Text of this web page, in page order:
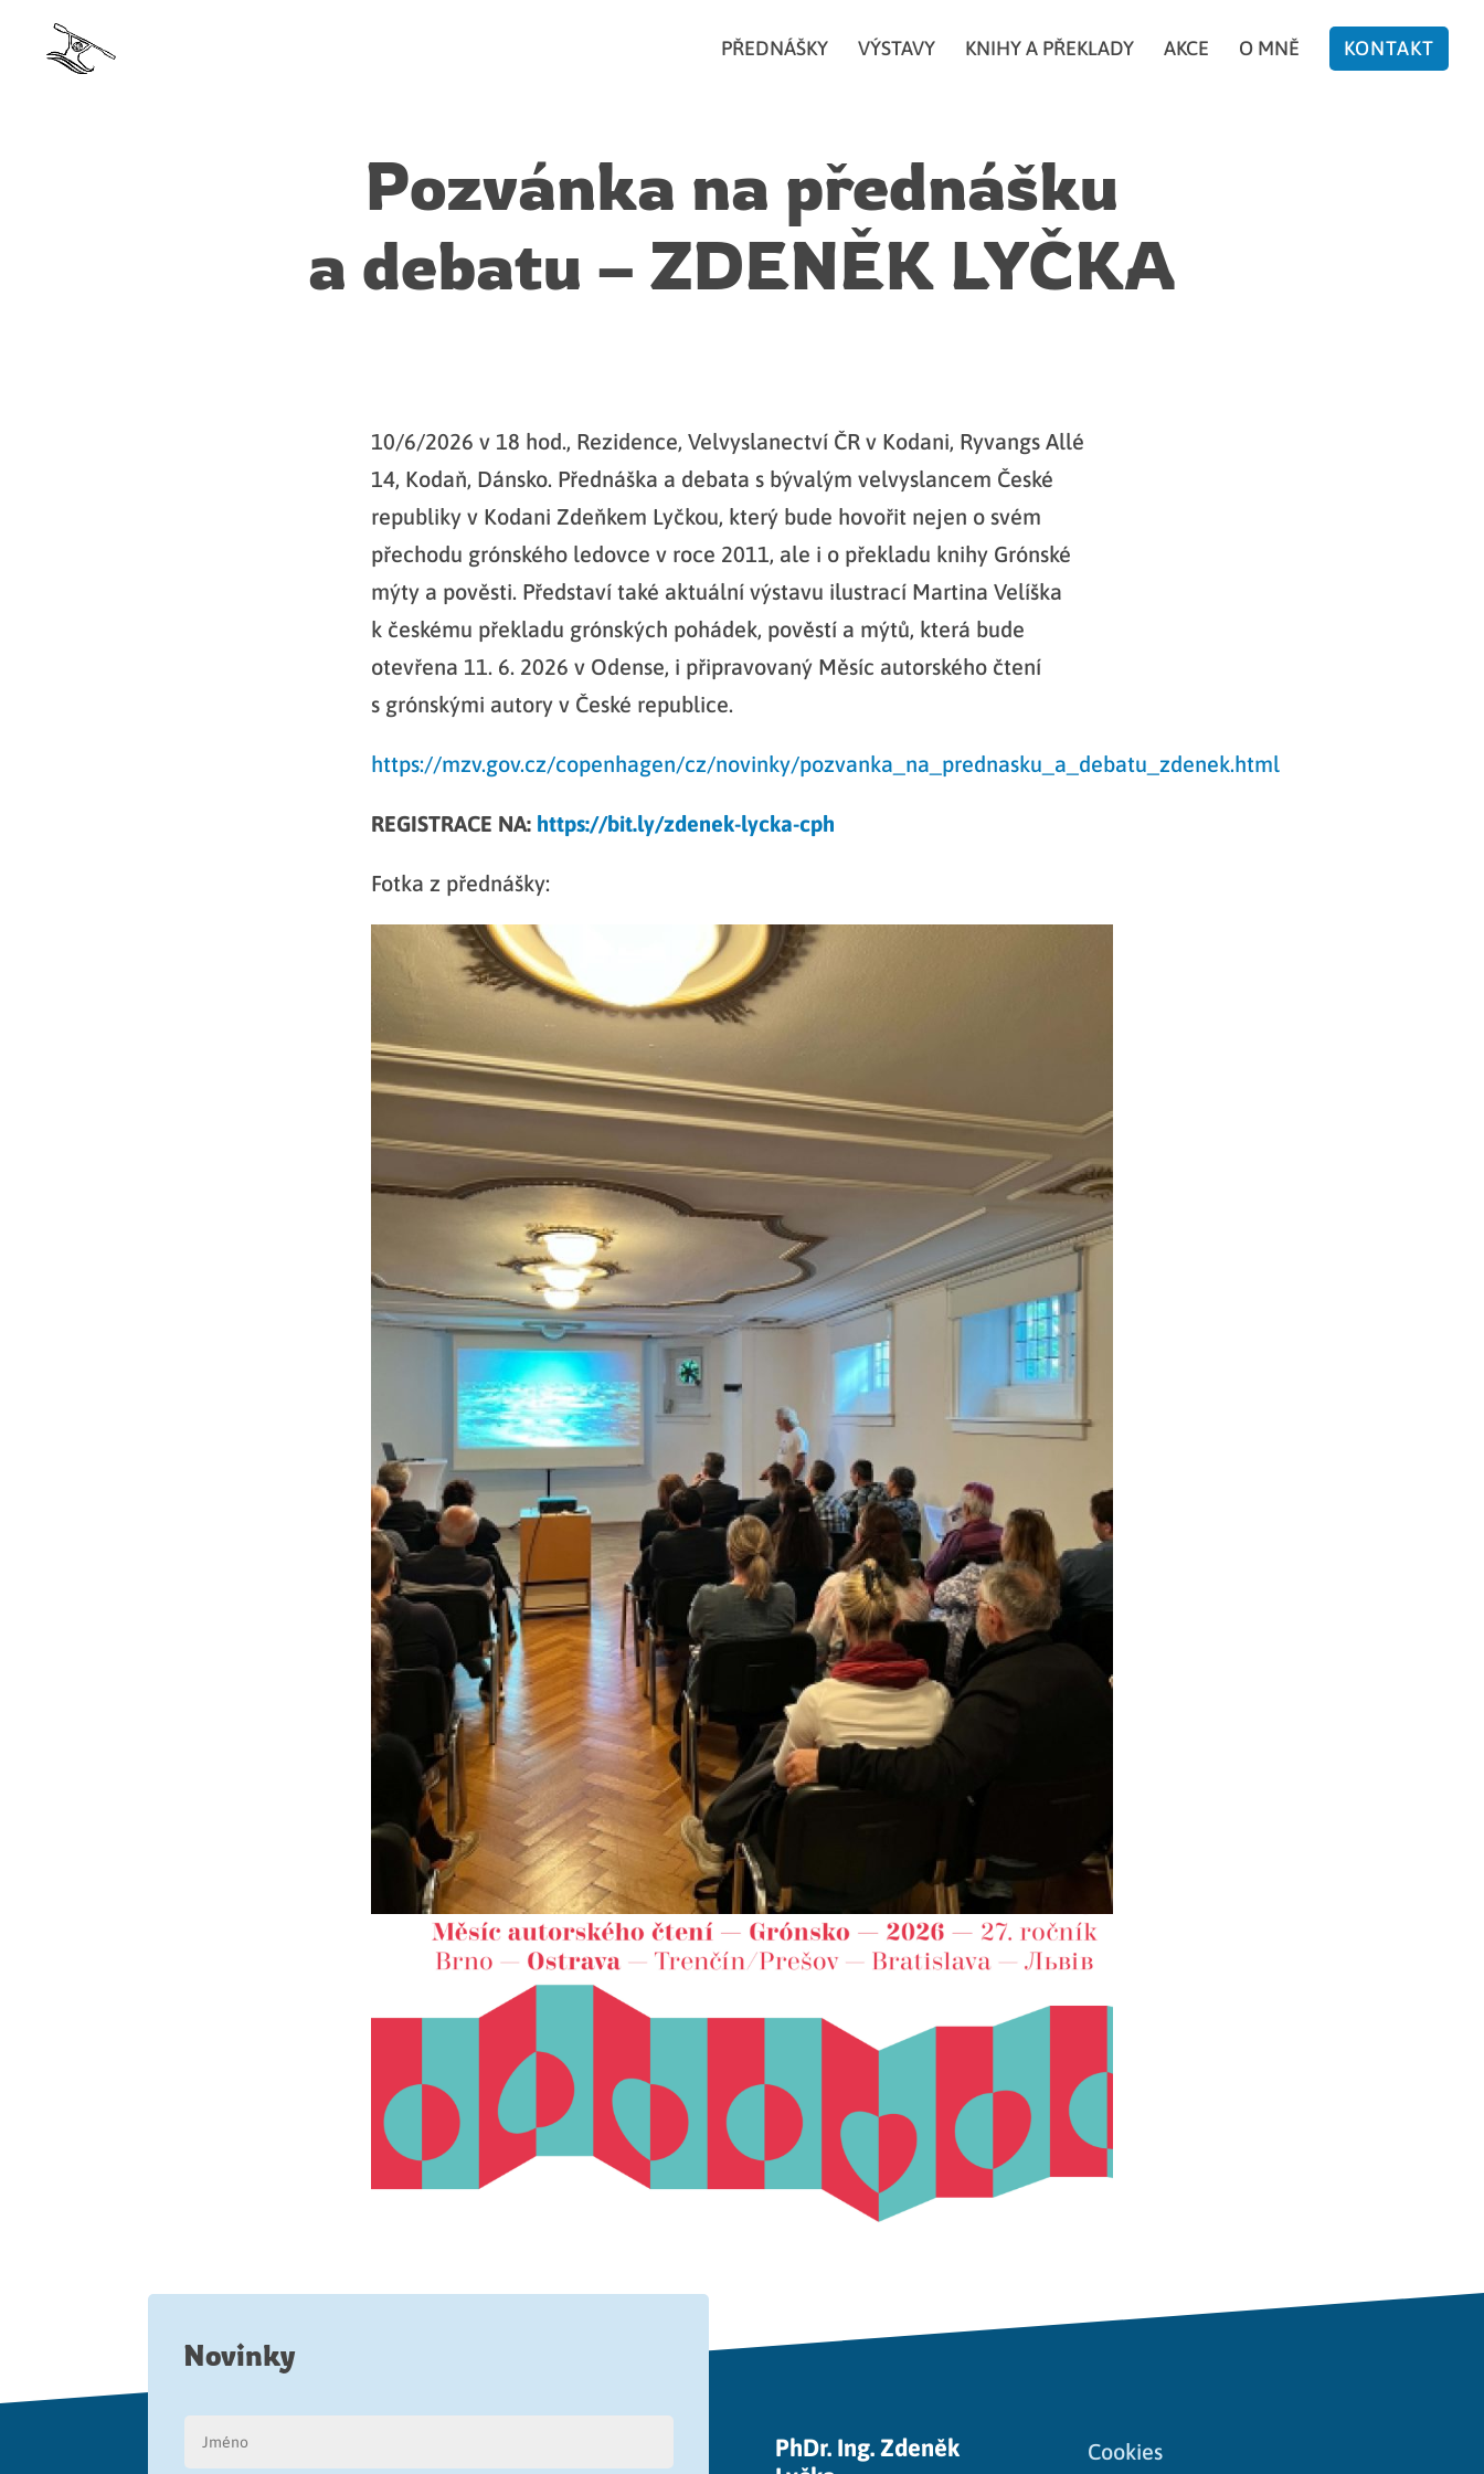
PŘEDNÁŠKY VÝSTAVY KNIHY A PŘEKLADY AKCE O MNĚ KONTAKT
Pozvánka na přednášku
a debatu – ZDENĚK LYČKA
10/6/2026 v 18 hod., Rezidence, Velvyslanectví ČR v Kodani, Ryvangs Allé
14, Kodaň, Dánsko. Přednáška a debata s bývalým velvyslancem České
republiky v Kodani Zdeňkem Lyčkou, který bude hovořit nejen o svém
přechodu grónského ledovce v roce 2011, ale i o překladu knihy Grónské
mýty a pověsti. Představí také aktuální výstavu ilustrací Martina Velíška
k českému překladu grónských pohádek, pověstí a mýtů, která bude
otevřena 11. 6. 2026 v Odense, i připravovaný Měsíc autorského čtení
s grónskými autory v České republice.
https://mzv.gov.cz/copenhagen/cz/novinky/pozvanka_na_prednasku_a_debatu_zdenek.html
REGISTRACE NA: https://bit.ly/zdenek-lycka-cph
Fotka z přednášky:
Novinky
PhDr. Ing. Zdeněk
Cookies